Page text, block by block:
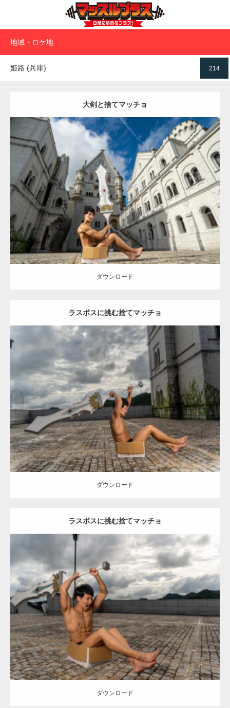
地域・ロケ地
214
姫路 (兵庫)
大剣と捨てマッチョ
Update:2023.02.11
Category:異世界転生マッチョ その他 AKIHITO(細マッチョ) 上腕三
頭筋 肩 捨てマッチョ 姫路 (兵庫)
ダウンロード
ダウンロード
ラスボスに挑む捨てマッチョ
Update:2023.02.11
Category: 異世界転生マッチョ その他 AKIHITO(細マッチョ) 腹筋 捨
てマッチョ 闘うマッチョ 姫路 (兵庫)
ダウンロード
ダウンロード
ラスボスに挑む捨てマッチョ
Update:2023.02.11
Category:異世界転生マッチョ その他 AKIHITO(細マッチョ) 上腕三
頭筋 腹筋 捨てマッチョ
ダウンロード
ダウンロード